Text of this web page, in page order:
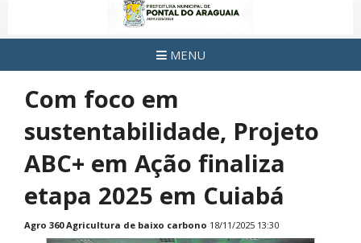
MENU
Com foco em
sustentabilidade, Projeto
ABC+ em Ação finaliza
etapa 2025 em Cuiabá
Agro 360 Agricultura de baixo carbono 18/11/2025 13:30